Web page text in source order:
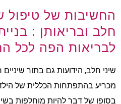
החשיבות של טיפול
חלב ובריאותן :
לבריאות הפה לכל
שיני חלב, הידועות גם בתור
מכריע בהתפתחות הכללית של
בסופו של דבר להיות מוחלפות